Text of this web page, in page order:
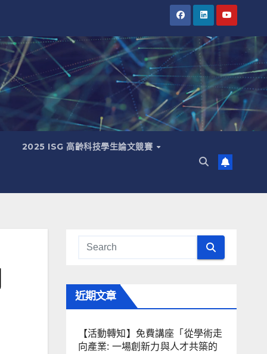
2025 ISG 高齡科技學生論文競賽
近期文章
【活動轉知】免費講座「從學術走
向產業: ⼀場創新力與⼈才共築的